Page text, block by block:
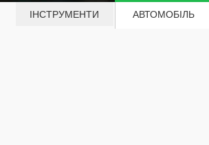
ІНСТРУМЕНТИ АВТОМОБІЛЬ